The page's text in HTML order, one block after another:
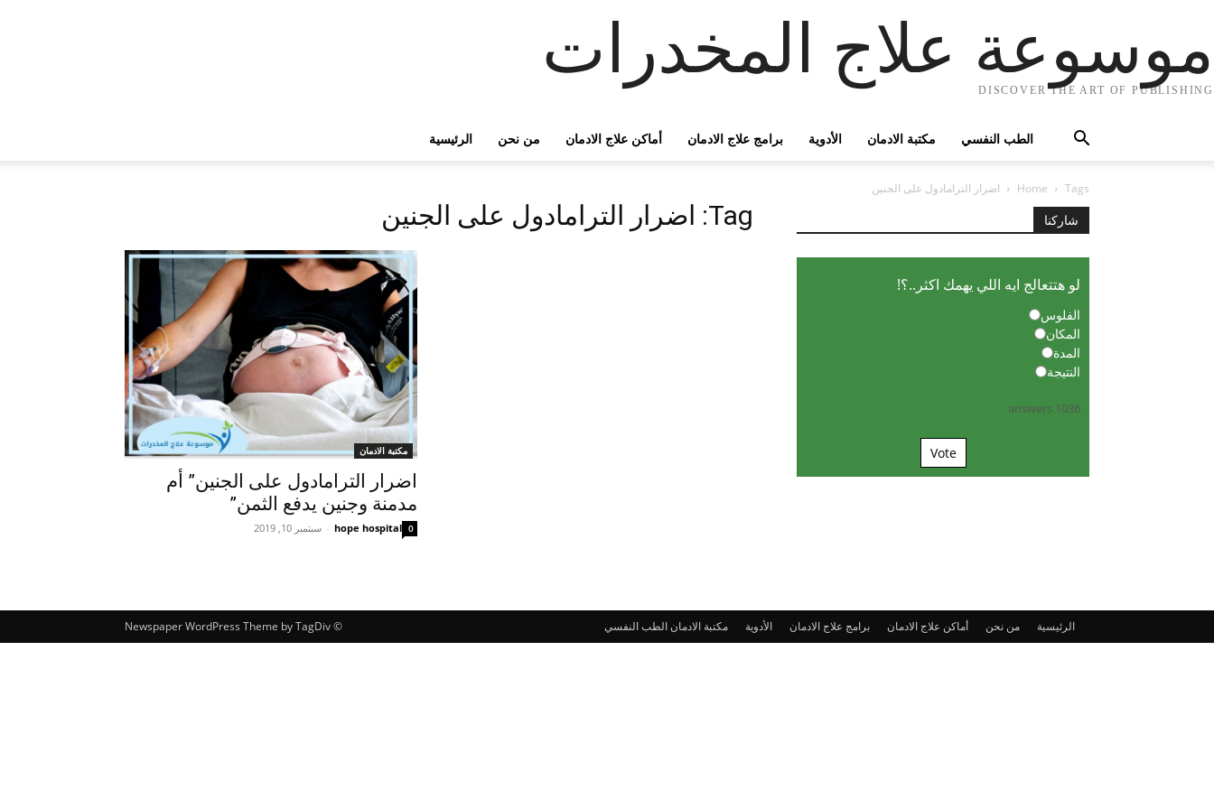
موسوعة علاج المخدرات
DISCOVER THE ART OF PUBLISHING
الرئيسية من نحن أماكن علاج الادمان برامج علاج الادمان الأدوية مكتبة الادمان الطب النفسي
Home Tags اضرار الترامادول على الجنين
Tag: اضرار الترامادول على الجنين
مكتبة الادمان
اضرار الترامادول على الجنين” أم
مدمنة وجنين يدفع الثمن”
hope hospital
- سبتمبر 10, 2019 0
شاركنا
لو هتتعالج ايه اللي يهمك اكثر..؟!
الفلوس
المكان
المدة
النتيجة
1036 answers
Vote
الرئيسية من نحن أماكن علاج الادمان برامج علاج الادمان الأدوية مكتبة الادمان الطب النفسي © Newspaper WordPress Theme by TagDiv